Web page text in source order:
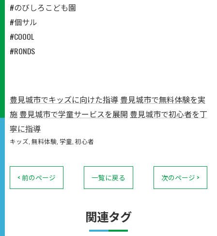
#のびしろこども園
#個サル
#COOOL
#RONDS
豊見城市でキッズに向けた指導 豊見城市で無料体験を実
施 豊見城市で学童サービスを展開 豊見城市で初心者を丁
寧に指導
キッズ 無料体験 学童 初心者
< 前のページ 一覧に戻る 次のページ >
関連タグ